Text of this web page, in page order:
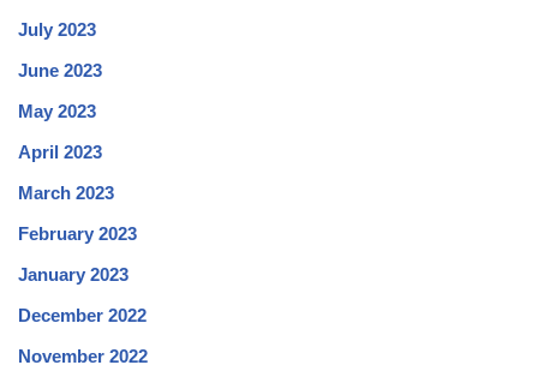
July 2023
June 2023
May 2023
April 2023
March 2023
February 2023
January 2023
December 2022
November 2022